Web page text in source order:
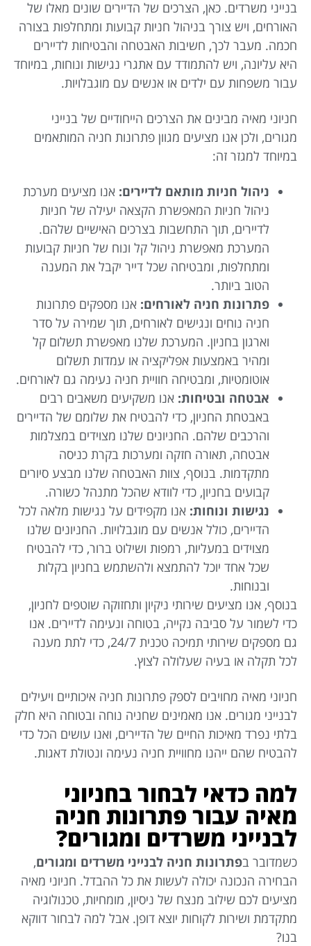
בנייני משרדים. כאן, הצרכים של הדיירים שונים מאלו של
האורחים, ויש צורך בניהול חניות קבועות ומתחלפות בצורה
חכמה. מעבר לכך, חשיבות האבטחה והבטיחות לדיירים
היא עליונה, ויש להתמודד עם אתגרי נגישות ונוחות, במיוחד
עבור משפחות עם ילדים או אנשים עם מוגבלויות.
חניוני מאיה מבינים את הצרכים הייחודיים של בנייני
מגורים, ולכן אנו מציעים מגוון פתרונות חניה המותאמים
במיוחד למגזר זה:
ניהול חניות מותאם לדיירים: אנו מציעים מערכת
ניהול חניות המאפשרת הקצאה יעילה של חניות
לדיירים, תוך התחשבות בצרכים האישיים שלהם.
המערכת מאפשרת ניהול קל ונוח של חניות קבועות
ומתחלפות, ומבטיחה שכל דייר יקבל את המענה
הטוב ביותר.
פתרונות חניה לאורחים: אנו מספקים פתרונות
חניה נוחים ונגישים לאורחים, תוך שמירה על סדר
וארגון בחניון. המערכת שלנו מאפשרת תשלום קל
ומהיר באמצעות אפליקציה או עמדות תשלום
אוטומטיות, ומבטיחה חוויית חניה נעימה גם לאורחים.
אבטחה ובטיחות: אנו משקיעים משאבים רבים
באבטחת החניון, כדי להבטיח את שלומם של הדיירים
והרכבים שלהם. החניונים שלנו מצוידים במצלמות
אבטחה, תאורה חזקה ומערכות בקרת כניסה
מתקדמות. בנוסף, צוות האבטחה שלנו מבצע סיורים
קבועים בחניון, כדי לוודא שהכל מתנהל כשורה.
נגישות ונוחות: אנו מקפידים על נגישות מלאה לכל
הדיירים, כולל אנשים עם מוגבלויות. החניונים שלנו
מצוידים במעליות, רמפות ושילוט ברור, כדי להבטיח
שכל אחד יוכל להתמצא ולהשתמש בחניון בקלות
ובנוחות.
בנוסף, אנו מציעים שירותי ניקיון ותחזוקה שוטפים לחניון,
כדי לשמור על סביבה נקייה, בטוחה ונעימה לדיירים. אנו
גם מספקים שירותי תמיכה טכנית 24/7, כדי לתת מענה
לכל תקלה או בעיה שעלולה לצוץ.
חניוני מאיה מחויבים לספק פתרונות חניה איכותיים ויעילים
לבנייני מגורים. אנו מאמינים שחניה נוחה ובטוחה היא חלק
בלתי נפרד מאיכות החיים של הדיירים, ואנו עושים הכל כדי
להבטיח שהם ייהנו מחוויית חניה נעימה ונטולת דאגות.
למה כדאי לבחור בחניוני
מאיה עבור פתרונות חניה
לבנייני משרדים ומגורים?
כשמדובר בפתרונות חניה לבנייני משרדים ומגורים,
הבחירה הנכונה יכולה לעשות את כל ההבדל. חניוני מאיה
מציעים לכם שילוב מנצח של ניסיון, מומחיות, טכנולוגיה
מתקדמת ושירות לקוחות יוצא דופן. אבל למה לבחור דווקא
בנו?